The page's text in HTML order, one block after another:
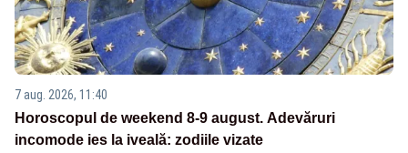
7 aug. 2026, 11:40
Horoscopul de weekend 8-9 august. Adevăruri
incomode ies la iveală: zodiile vizate